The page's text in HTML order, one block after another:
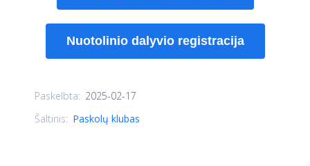
Nuotolinio dalyvio registracija
Paskelbta: 2025-02-17
Šaltinis: Paskolų klubas